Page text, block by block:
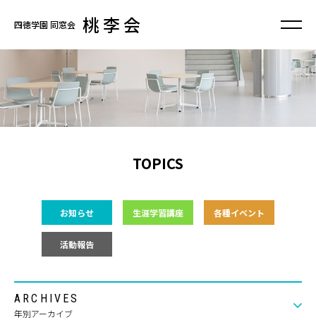
四徳学園 同窓会 桃 李 会
TOPICS
お知らせ 生涯学習講座 各種イベント
活動報告
ARCHIVES
年別アーカイブ